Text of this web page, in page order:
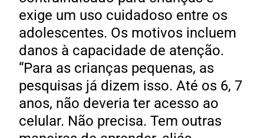
exige um uso cuidadoso entre os
adolescentes. Os motivos incluem
danos à capacidade de atenção.
“Para as crianças pequenas, as
pesquisas já dizem isso. Até os 6, 7
anos, não deveria ter acesso ao
celular. Não precisa. Tem outras